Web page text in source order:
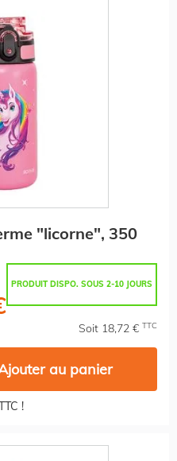
"licorne", 350
PRODUIT DISPO. SOUS 2-10 JOURS
Soit 18,72 € TTC
au panier
!